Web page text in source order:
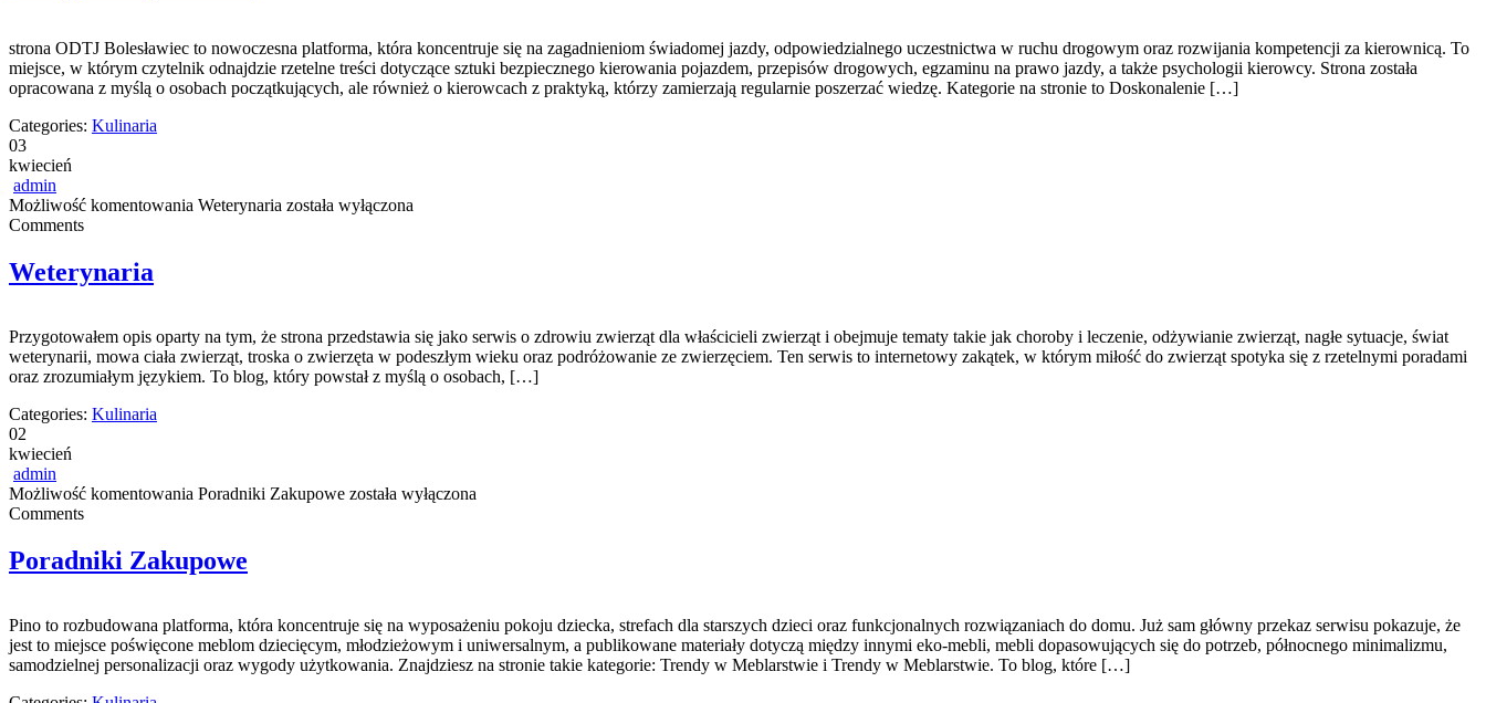
strona ODTJ Bolesławiec to nowoczesna platforma, która koncentruje się na zagadnieniom świadomej jazdy, odpowiedzialnego uczestnictwa w ruchu drogowym oraz rozwijania kompetencji za kierownicą. To
miejsce, w którym czytelnik odnajdzie rzetelne treści dotyczące sztuki bezpiecznego kierowania pojazdem, przepisów drogowych, egzaminu na prawo jazdy, a także psychologii kierowcy. Strona została
opracowana z myślą o osobach początkujących, ale również o kierowcach z praktyką, którzy zamierzają regularnie poszerzać wiedzę. Kategorie na stronie to Doskonalenie […]
Categories: Kulinaria
03
kwiecień
admin
Możliwość komentowania Weterynaria została wyłączona
Comments
Weterynaria
Przygotowałem opis oparty na tym, że strona przedstawia się jako serwis o zdrowiu zwierząt dla właścicieli zwierząt i obejmuje tematy takie jak choroby i leczenie, odżywianie zwierząt, nagłe sytuacje, świat
weterynarii, mowa ciała zwierząt, troska o zwierzęta w podeszłym wieku oraz podróżowanie ze zwierzęciem. Ten serwis to internetowy zakątek, w którym miłość do zwierząt spotyka się z rzetelnymi poradami
oraz zrozumiałym językiem. To blog, który powstał z myślą o osobach, […]
Categories: Kulinaria
02
kwiecień
admin
Możliwość komentowania Poradniki Zakupowe została wyłączona
Comments
Poradniki Zakupowe
Pino to rozbudowana platforma, która koncentruje się na wyposażeniu pokoju dziecka, strefach dla starszych dzieci oraz funkcjonalnych rozwiązaniach do domu. Już sam główny przekaz serwisu pokazuje, że
jest to miejsce poświęcone meblom dziecięcym, młodzieżowym i uniwersalnym, a publikowane materiały dotyczą między innymi eko-mebli, mebli dopasowujących się do potrzeb, północnego minimalizmu,
samodzielnej personalizacji oraz wygody użytkowania. Znajdziesz na stronie takie kategorie: Trendy w Meblarstwie i Trendy w Meblarstwie. To blog, które […]